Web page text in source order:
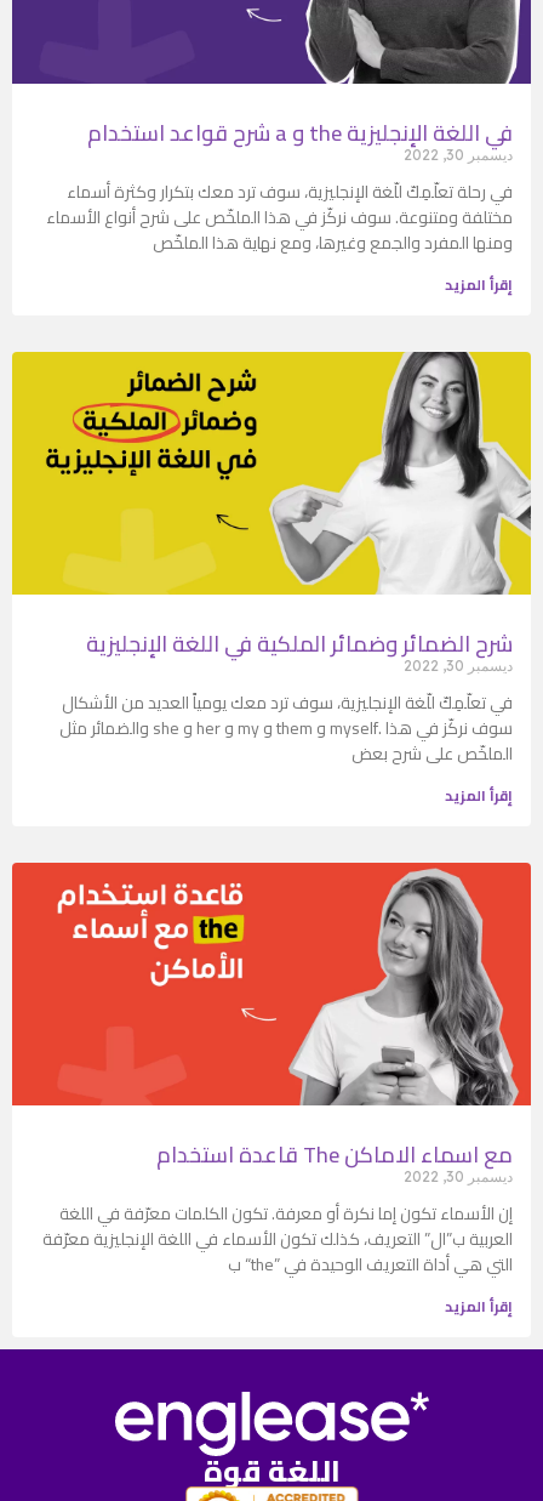
شرح قواعد استخدام a و the في اللغة الإنجليزية
ديسمبر 30, 2022
في رحلة تعلّمِكّ للّغة الإنجليزية، سوف ترد معك بتكرار وكثرة أسماء
مختلفة ومتنوعة. سوف نركّز في هذا الملخّص على شرح أنواع الأسماء
ومنها المفرد والجمع وغيرها، ومع نهاية هذا الملخّص
إقرأ المزيد
شرح الضمائر وضمائر الملكية في اللغة الإنجليزية
ديسمبر 30, 2022
في تعلّمِكّ للّغة الإنجليزية، سوف ترد معك يومياً العديد من الأشكال
والضمائر مثل she و her و my و them و myself. سوف نركّز في هذا
الملخّص على شرح بعض
إقرأ المزيد
قاعدة استخدام The مع اسماء الاماكن
ديسمبر 30, 2022
إن الأسماء تكون إما نكرة أو معرفة. تكون الكلمات معرّفة في اللغة
العربية ب”ال” التعريف، كذلك تكون الأسماء في اللغة الإنجليزية معرّفة
ب “the” التي هي أداة التعريف الوحيدة في
إقرأ المزيد
اللغة قوة